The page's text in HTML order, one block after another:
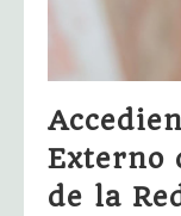
Externo
de la